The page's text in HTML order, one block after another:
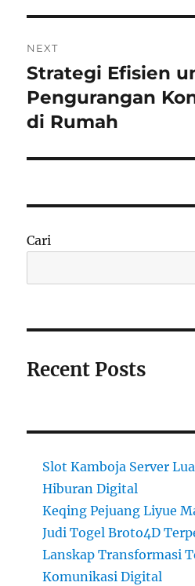
NEXT
Next
post:
Strategi Efisien
Pengurangan
di Rumah
Cari
Recent Posts
Slot Kamboja Server
Hiburan Digital
Keqing Pejuang Liyue
Judi Togel Broto4D
Lanskap Transformasi
Komunikasi Digital